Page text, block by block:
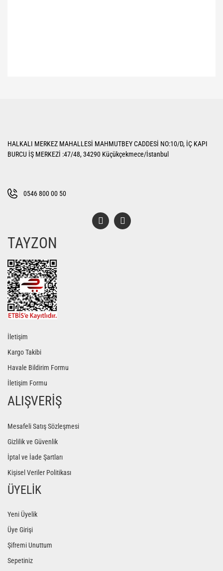
Ürün açıklamasında eksik bilgiler bulunuyor.
Bu ürüne benzer farklı alternatifler olmalı.
HALKALI MERKEZ MAHALLESİ MAHMUTBEY CADDESİ NO:10/D, İÇ KAPI
BURCU İŞ MERKEZİ :47/48, 34290 Küçükçekmece/İstanbul
0546 800 00 50
TAYZON
İletişim
Kargo Takibi
Havale Bildirim Formu
İletişim Formu
ALIŞVERİŞ
Mesafeli Satış Sözleşmesi
Gizlilik ve Güvenlik
İptal ve İade Şartları
Kişisel Veriler Politikası
ÜYELİK
Yeni Üyelik
Üye Girişi
Şifremi Unuttum
Sepetiniz